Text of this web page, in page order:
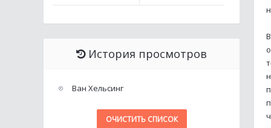
История просмотров
Ван Хельсинг
ОЧИСТИТЬ СПИСОК